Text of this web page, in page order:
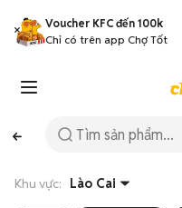
Voucher KFC đến 100k
Chỉ có trên app Chợ Tốt
Khu vực: Lào Cai